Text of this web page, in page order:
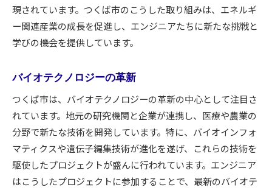
現されています。つくば市のこうした取り組みは、エネルギ
ー関連産業の成長を促進し、エンジニアたちに新たな挑戦と
学びの機会を提供しています。
バイオテクノロジーの革新
つくば市は、バイオテクノロジーの革新の中心として注目さ
れています。地元の研究機関と企業が連携し、医療や農業の
分野で新たな技術を開発しています。特に、バイオインフォ
マティクスや遺伝子編集技術が進化を遂げ、これらの技術を
駆使したプロジェクトが盛んに行われています。エンジニア
はこうしたプロジェクトに参加することで、最新のバイオテ